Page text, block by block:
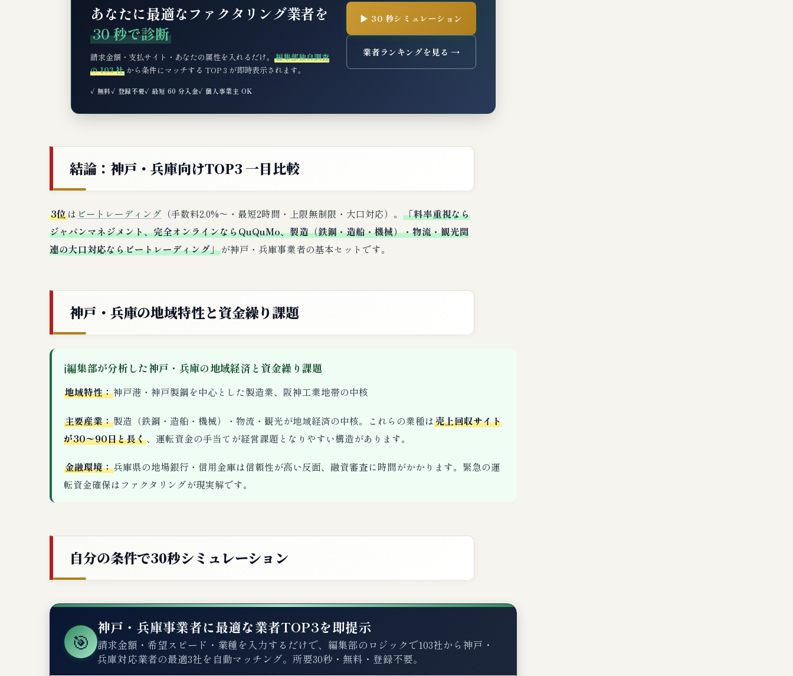
あなたに最適なファクタリング業者を
30 秒で診断
請求金額・支払サイト・あなたの属性を入れるだけ。 編集部独自調査
の 103 社 から条件にマッチする TOP 3 が即時表示されます。
✓ 無料✓ 登録不要✓ 最短 60 分入金✓ 個人事業主 OK
▶ 30 秒シミュレーション
業者ランキングを見る →
結論：神戸・兵庫向けTOP3 一目比較
3位は ビートレーディング （手数料2.0%〜・最短2時間・上限無制限・大口対応）。
「料率重視なら
ジャパンマネジメント、完全オンラインならQuQuMo、製造（鉄鋼・造船・機械）・物流・観光関
連の大口対応ならビートレーディング」が神戸・兵庫事業者の基本セットです。
神戸・兵庫の地域特性と資金繰り課題
ℹ編集部が分析した神戸・兵庫の地域経済と資金繰り課題
地域特性：神戸港・神戸製鋼を中心とした製造業、阪神工業地帯の中核
主要産業：製造（鉄鋼・造船・機械）・物流・観光が地域経済の中核。これらの業種は売上回収サイト
が30〜90日と長く、運転資金の手当てが経営課題となりやすい構造があります。
金融環境：兵庫県の地場銀行・信用金庫は信頼性が高い反面、融資審査に時間がかかります。緊急の運
転資金確保はファクタリングが現実解です。
自分の条件で30秒シミュレーション
🎯
神戸・兵庫事業者に最適な業者TOP3を即提示
請求金額・希望スピード・業種を入力するだけで、編集部のロジックで103社から神戸・
兵庫対応業者の最適3社を自動マッチング。所要30秒・無料・登録不要。